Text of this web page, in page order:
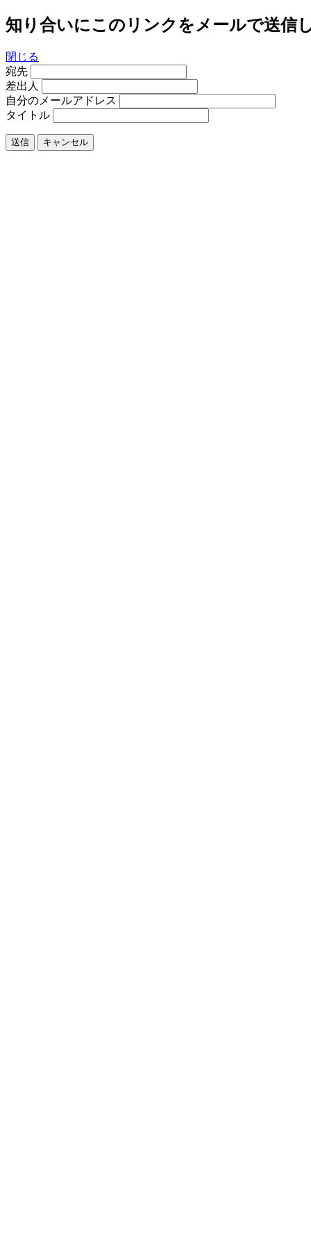
知り合いにこのリンクをメールで送信
閉じる
宛先
差出人
自分のメールアドレス
タイトル
送信 キャンセル